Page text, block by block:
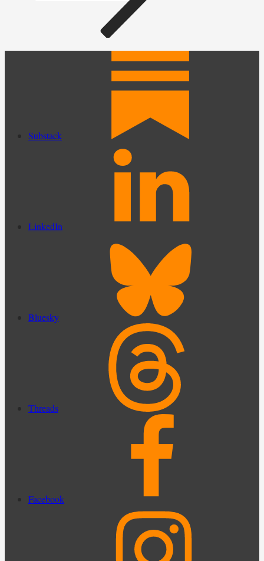
Substack
LinkedIn
Bluesky
Threads
Facebook